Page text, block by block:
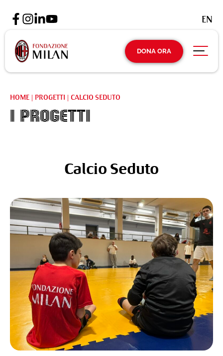
DONA ORA
EN
HOME | PROGETTI | CALCIO SEDUTO
I Progetti
Calcio Seduto